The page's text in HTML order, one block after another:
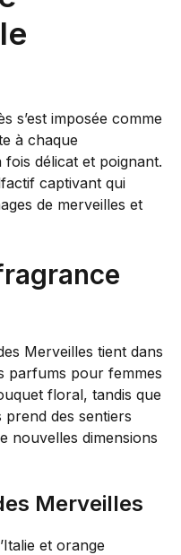
s’est imposée comme
à chaque
délicat et poignant.
captivant qui
de merveilles et
Merveilles tient dans
parfums pour femmes
floral, tandis que
prend des sentiers
nouvelles dimensions
Merveilles
et orange